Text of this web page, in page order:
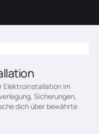
Elektroinstallation im
Sicherungen,
dich über bewährte